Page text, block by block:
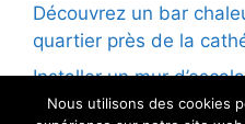
Découvrez un bar
quartier près de la
Installer un mur
Nous utilisons des cookies